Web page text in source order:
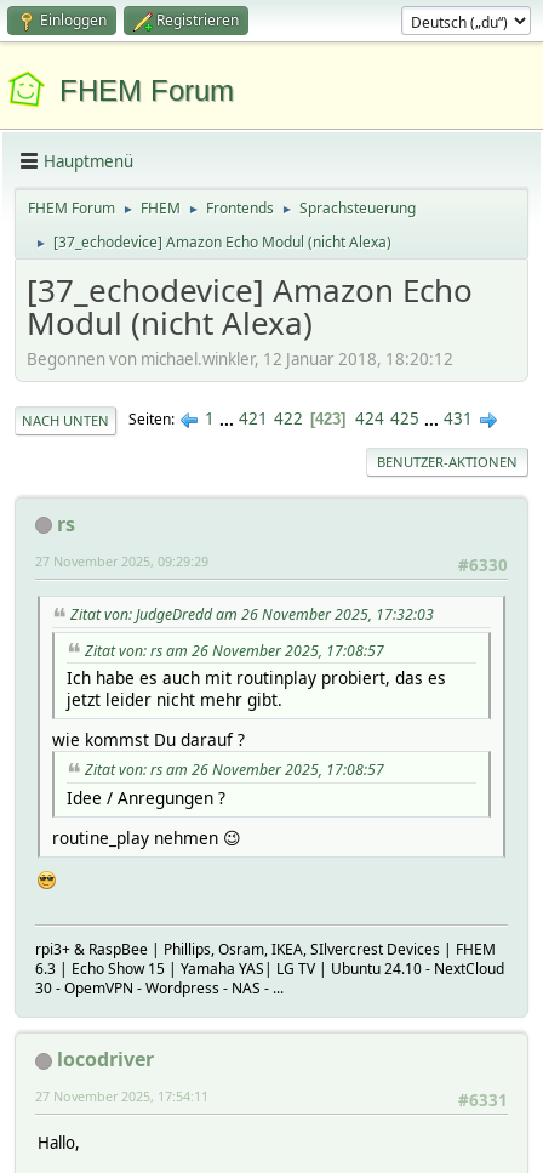
Einloggen Registrieren
FHEM Forum
Hauptmenü
FHEM Forum ► FHEM ► Frontends ► Sprachsteuerung
► [37_echodevice] Amazon Echo Modul (nicht Alexa)
[37_echodevice] Amazon Echo
Modul (nicht Alexa)
Begonnen von michael.winkler, 12 Januar 2018, 18:20:12
NACH UNTEN Seiten 1 ... 421 422 423 424 425 ... 431
BENUTZER-AKTIONEN
rs
#6330
27 November 2025, 09:29:29
Zitat von: JudgeDredd am 26 November 2025, 17:32:03
Zitat von: rs am 26 November 2025, 17:08:57
Ich habe es auch mit routinplay probiert, das es
jetzt leider nicht mehr gibt.
wie kommst Du darauf ?
Zitat von: rs am 26 November 2025, 17:08:57
Idee / Anregungen ?
routine_play nehmen 😉
rpi3+ & RaspBee | Phillips, Osram, IKEA, SIlvercrest Devices | FHEM
6.3 | Echo Show 15 | Yamaha YAS| LG TV | Ubuntu 24.10 - NextCloud
30 - OpemVPN - Wordpress - NAS - ...
locodriver
#6331
27 November 2025, 17:54:11
Hallo,